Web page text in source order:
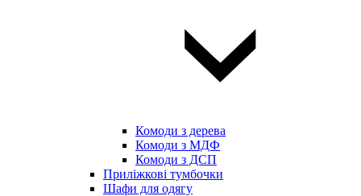
Комоди з дерева
Комоди з МДФ
Комоди з ДСП
Приліжкові тумбочки
Шафи для одягу